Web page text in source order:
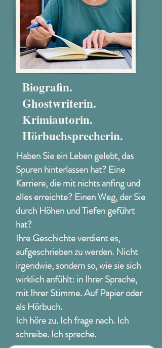
Biografin.
Ghostwriterin.
Krimiautorin.
Hörbuchsprecherin.
Haben Sie ein Leben gelebt, das
Spuren hinterlassen hat? Eine
Karriere, die mit nichts anfing und
alles erreichte? Einen Weg, der Sie
durch Höhen und Tiefen geführt
hat?
Ihre Geschichte verdient es,
aufgeschrieben zu werden. Nicht
irgendwie, sondern so, wie sie sich
wirklich anfühlt: in Ihrer Sprache,
mit Ihrer Stimme. Auf Papier oder
als Hörbuch.
Ich höre zu. Ich frage nach. Ich
schreibe. Ich spreche.